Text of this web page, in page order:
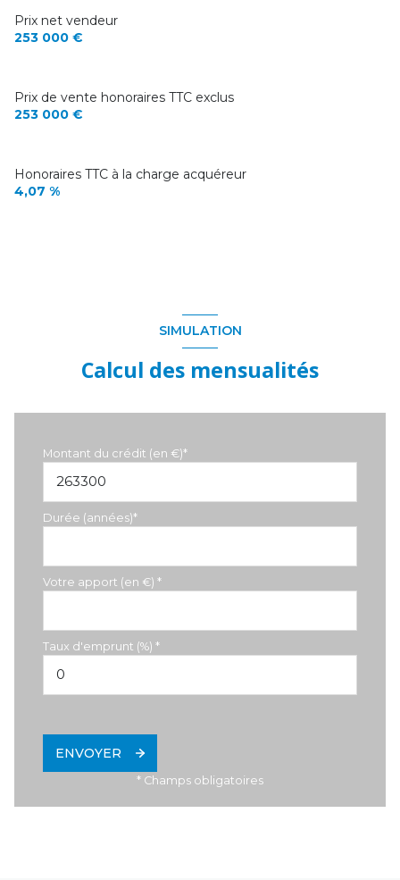
Prix net vendeur
253 000 €
Prix de vente honoraires TTC exclus
253 000 €
Honoraires TTC à la charge acquéreur
4,07 %
SIMULATION
Calcul des mensualités
Montant du crédit (en €)*
Durée (années)*
Votre apport (en €) *
Taux d'emprunt (%) *
ENVOYER
* Champs obligatoires